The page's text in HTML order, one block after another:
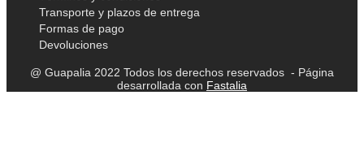
Transporte y plazos de entrega
Formas de pago
Devoluciones
@ Guapalia 2022 Todos los derechos reservados - Página
desarrollada con Fastalia